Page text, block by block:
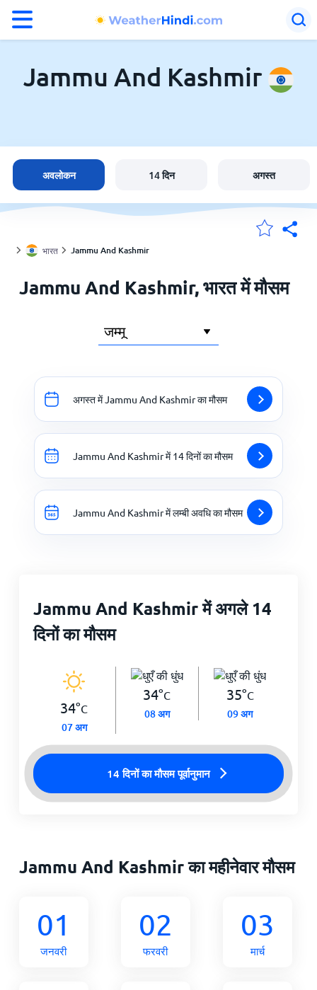
भारत
मेंरी लोकेशन
होम
Jammu And Kashmir
अवलोकन 14 दिन अगस्त
भारत Jammu And Kashmir
Jammu And Kashmir, भारत में मौसम
अगस्त में Jammu And Kashmir का मौसम
Jammu And Kashmir में 14 दिनों का मौसम
Jammu And Kashmir में लम्बी अवधि का मौसम
Jammu And Kashmir में अगले 14
दिनों का मौसम
34°C
07 अग
34°C
08 अग
35°C
09 अग
14 दिनों का मौसम पूर्वानुमान
Jammu And Kashmir का महीनेवार मौसम
01
जनवरी
02
फरवरी
03
मार्च